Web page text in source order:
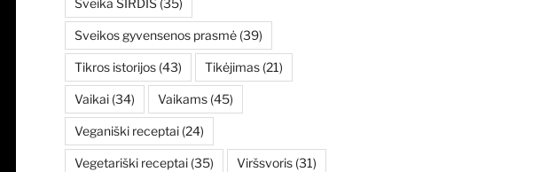
Sveika ŠIRDIS(35)
Sveikos gyvensenos prasmė(39)
Tikros istorijos(43) Tikėjimas(21)
Vaikai(34) Vaikams(45)
Veganiški receptai(24)
Vegetariški receptai(35) Viršsvoris(31)